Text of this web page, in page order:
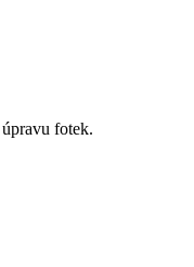
fotek.